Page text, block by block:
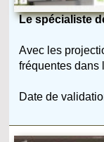
Le spécialiste
Avec les
fréquentes dans
Date de